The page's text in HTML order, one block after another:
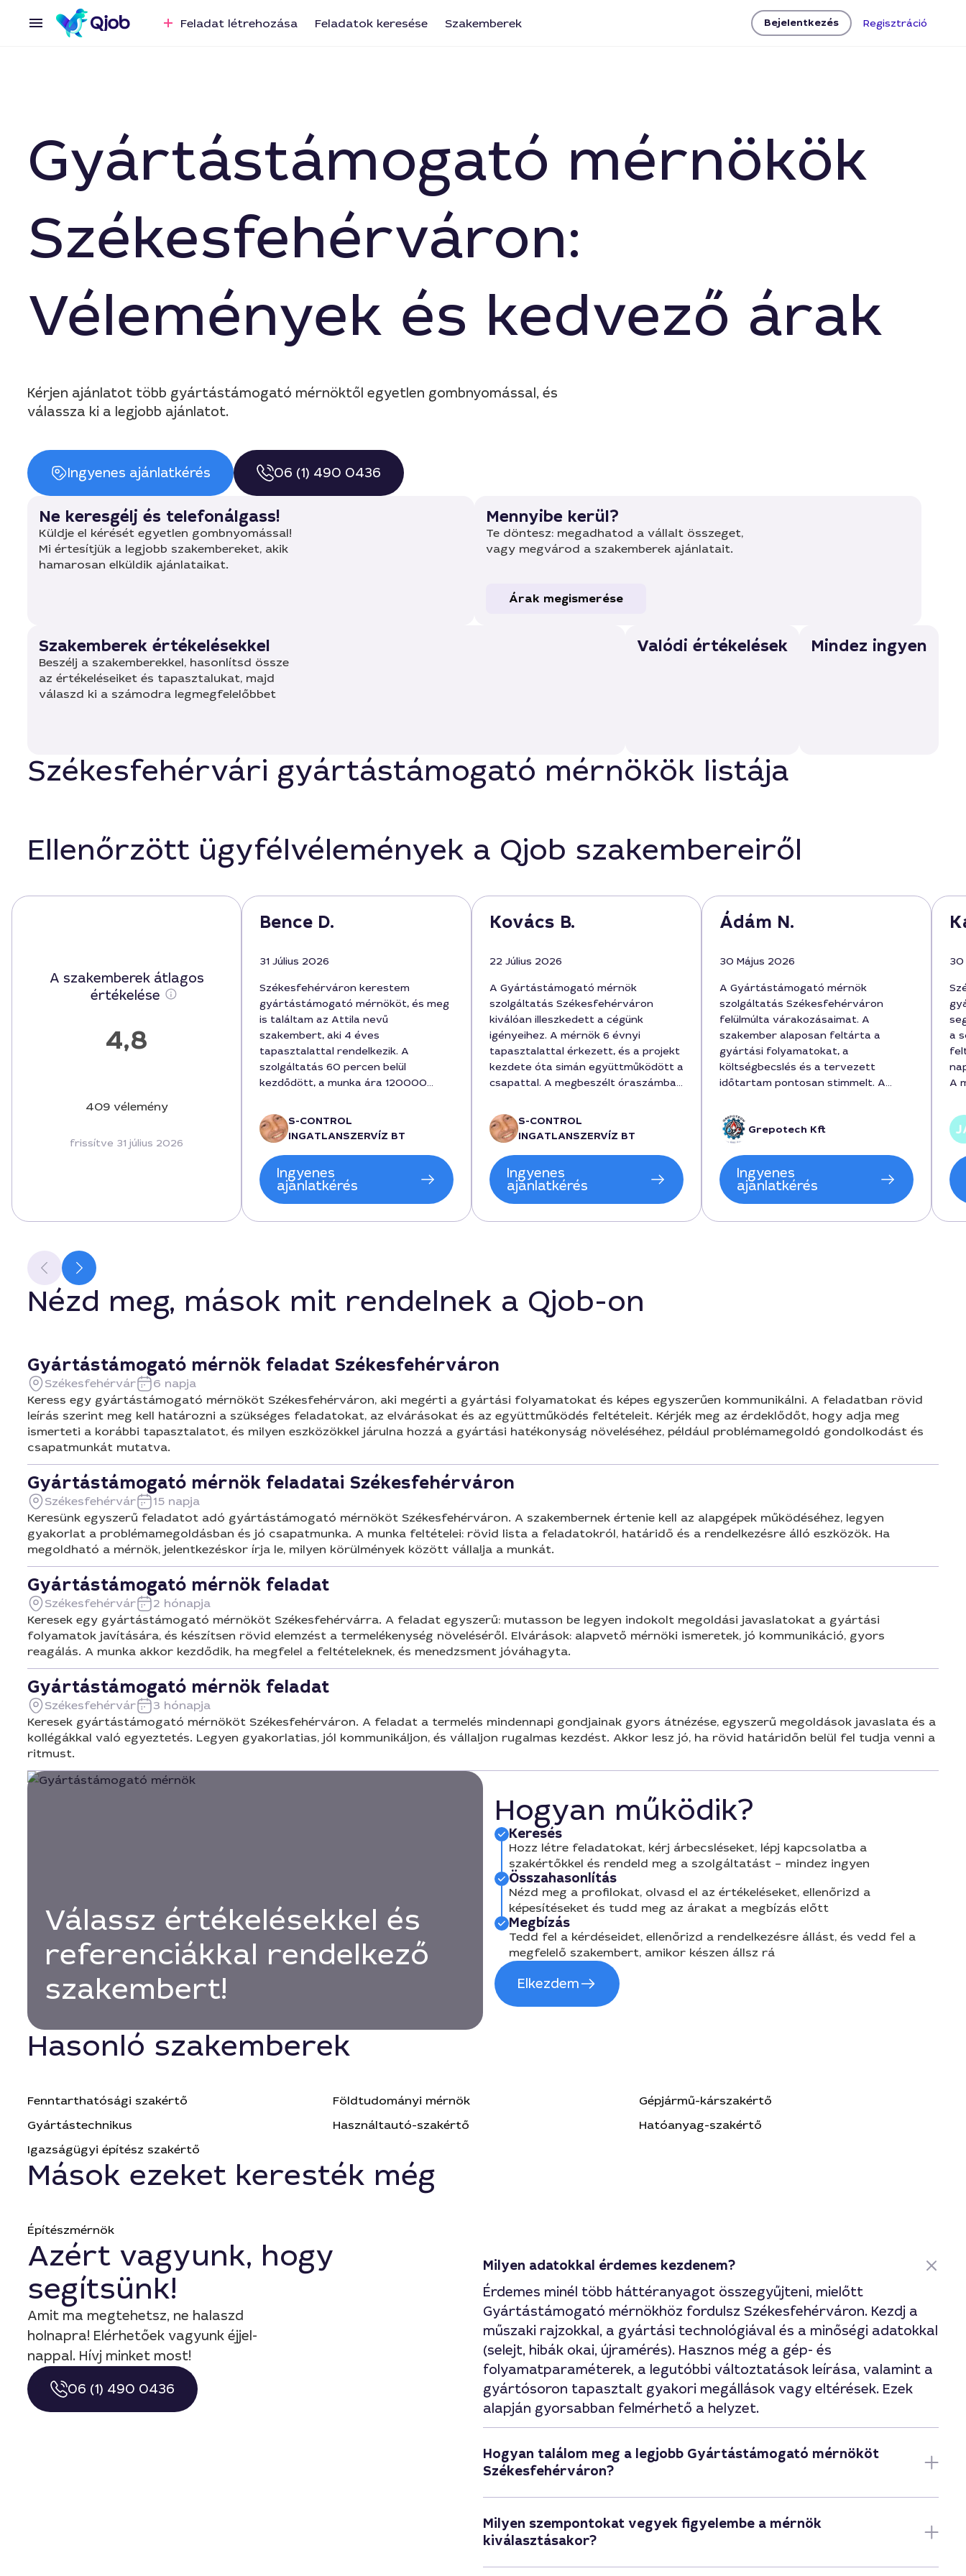
Feladat létrehozása Feladatok keresése Szakemberek Bejelentkezés Regisztráció
Gyártástámogató mérnökök
Székesfehérváron:
Vélemények és kedvező árak
Kérjen ajánlatot több gyártástámogató mérnöktől egyetlen gombnyomással, és
válassza ki a legjobb ajánlatot.
Ingyenes ajánlatkérés 06 (1) 490 0436
Ne keresgélj és telefonálgass!
Küldje el kérését egyetlen gombnyomással!
Mi értesítjük a legjobb szakembereket, akik
hamarosan elküldik ajánlataikat.
Mennyibe kerül?
Te döntesz: megadhatod a vállalt összeget,
vagy megvárod a szakemberek ajánlatait.
Árak megismerése
Szakemberek értékelésekkel
Beszélj a szakemberekkel, hasonlítsd össze
az értékeléseiket és tapasztalukat, majd
válaszd ki a számodra legmegfelelőbbet
Valódi értékelések Mindez ingyen
Székesfehérvári gyártástámogató mérnökök listája
Ellenőrzött ügyfélvélemények a Qjob szakembereiről
A szakemberek átlagos
értékelése
4,8
409 vélemény
frissítve 31 július 2026
Bence D.
31 Július 2026
Székesfehérváron kerestem
gyártástámogató mérnököt, és meg
is találtam az Attila nevű
szakembert, aki 4 éves
tapasztalattal rendelkezik. A
szolgáltatás 60 percen belül
kezdődött, a munka ára 120000
megoldásokat javasolt a gyártási
folyamatokra. Az együttműködés
gördülékeny volt, érthetően
magyarázott minden lépést, a
határidőket betartottuk.
Összességében elégedett vagyok a
köszönöm Attilának a hasznos
Székesfehérváron.
S-CONTROL
INGATLANSZERVÍZ BT
Ingyenes
ajánlatkérés
Kovács B.
22 Július 2026
A Gyártástámogató mérnök
szolgáltatás Székesfehérváron
kiválóan illeszkedett a cégünk
igényeihez. A mérnök 6 évnyi
tapasztalattal érkezett, és a projekt
kezdete óta simán együttműködött a
csapattal. A megbeszélt óraszámban
folyamatokat optimalizálta, a
bejelentett költség előírásait
betartotta, és 4 órán belül
visszajelzést adott a fejlesztési
javaslatokról. A szolgáltatás ára 1
200 000 Ft volt, amely magában
nyomon követését és a részletes
szakértőit a városban.
S-CONTROL
INGATLANSZERVÍZ BT
Ingyenes
ajánlatkérés
Ádám N.
30 Május 2026
A Gyártástámogató mérnök
szolgáltatás Székesfehérváron
felülmúlta várakozásaimat. A
szakember alaposan feltárta a
gyártási folyamatokat, a
költségbecslés és a tervezett
időtartam pontosan stimmelt. A
projekt 3 hónap alatt zárult le, a
munka során pedig szinte
zökkenőmentesen történt a
beüzemelés. Az együttműködés
gördülékeny volt, köszönöm a
részletes tanácsokat és a precíz
Grepotech Kft
Ingyenes
ajánlatkérés
30
a
A
Nézd meg, mások mit rendelnek a Qjob-on
Gyártástámogató mérnök feladat Székesfehérváron
Székesfehérvár
6 napja
Keress egy gyártástámogató mérnököt Székesfehérváron, aki megérti a gyártási folyamatokat és képes egyszerűen kommunikálni. A feladatban rövid
leírás szerint meg kell határozni a szükséges feladatokat, az elvárásokat és az együttműködés feltételeit. Kérjék meg az érdeklődőt, hogy adja meg
ismerteti a korábbi tapasztalatot, és milyen eszközökkel járulna hozzá a gyártási hatékonyság növeléséhez, például problémamegoldó gondolkodást és
csapatmunkát mutatva.
Gyártástámogató mérnök feladatai Székesfehérváron
Székesfehérvár
15 napja
Keresünk egyszerű feladatot adó gyártástámogató mérnököt Székesfehérváron. A szakembernek értenie kell az alapgépek működéséhez, legyen
gyakorlat a problémamegoldásban és jó csapatmunka. A munka feltételei: rövid lista a feladatokról, határidő és a rendelkezésre álló eszközök. Ha
megoldható a mérnök, jelentkezéskor írja le, milyen körülmények között vállalja a munkát.
Gyártástámogató mérnök feladat
Székesfehérvár
2 hónapja
Keresek egy gyártástámogató mérnököt Székesfehérvárra. A feladat egyszerű: mutasson be legyen indokolt megoldási javaslatokat a gyártási
folyamatok javítására, és készítsen rövid elemzést a termelékenység növeléséről. Elvárások: alapvető mérnöki ismeretek, jó kommunikáció, gyors
reagálás. A munka akkor kezdődik, ha megfelel a feltételeknek, és menedzsment jóváhagyta.
Gyártástámogató mérnök feladat
Székesfehérvár
3 hónapja
Keresek gyártástámogató mérnököt Székesfehérváron. A feladat a termelés mindennapi gondjainak gyors átnézése, egyszerű megoldások javaslata és a
kollégákkal való egyeztetés. Legyen gyakorlatias, jól kommunikáljon, és vállaljon rugalmas kezdést. Akkor lesz jó, ha rövid határidőn belül fel tudja venni a
ritmust.
Válassz értékelésekkel és
referenciákkal rendelkező
szakembert!
Hogyan működik?
Keresés
Hozz létre feladatokat, kérj árbecsléseket, lépj kapcsolatba a
szakértőkkel és rendeld meg a szolgáltatást – mindez ingyen
Összahasonlítás
Nézd meg a profilokat, olvasd el az értékeléseket, ellenőrizd a
képesítéseket és tudd meg az árakat a megbízás előtt
Megbízás
Tedd fel a kérdéseidet, ellenőrizd a rendelkezésre állást, és vedd fel a
megfelelő szakembert, amikor készen állsz rá
Elkezdem
Hasonló szakemberek
Fenntarthatósági szakértő Földtudományi mérnök
Gépjármű-kárszakértő
Gyártástechnikus
Használtautó-szakértő
Hatóanyag-szakértő
Igazságügyi építész szakértő
Mások ezeket keresték még
Építészmérnök
Azért vagyunk, hogy
segítsünk!
Amit ma megtehetsz, ne halaszd
holnapra! Elérhetőek vagyunk éjjel-
nappal. Hívj minket most!
06 (1) 490 0436
Milyen adatokkal érdemes kezdenem?
Érdemes minél több háttéranyagot összegyűjteni, mielőtt
Gyártástámogató mérnökhöz fordulsz Székesfehérváron. Kezdj a
műszaki rajzokkal, a gyártási technológiával és a minőségi adatokkal
(selejt, hibák okai, újramérés). Hasznos még a gép- és
folyamatparaméterek, a legutóbbi változtatások leírása, valamint a
gyártósoron tapasztalt gyakori megállások vagy eltérések. Ezek
alapján gyorsabban felmérhető a helyzet.
Hogyan találom meg a legjobb Gyártástámogató mérnököt
Székesfehérváron?
Milyen szempontokat vegyek figyelembe a mérnök
kiválasztásakor?